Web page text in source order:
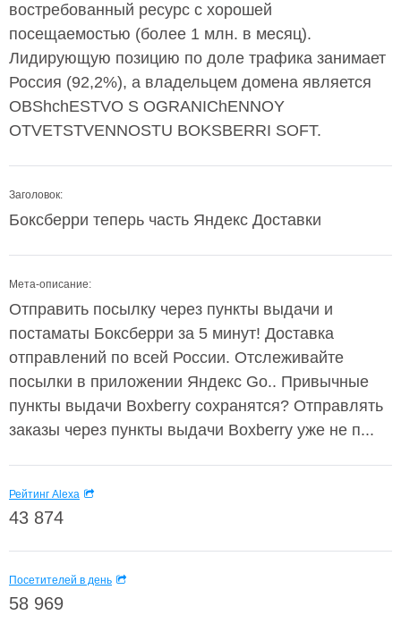
востребованный ресурс с хорошей
посещаемостью (более 1 млн. в месяц).
Лидирующую позицию по доле трафика занимает
Россия (92,2%), а владельцем домена является
OBShchESTVO S OGRANIChENNOY
OTVETSTVENNOSTU BOKSBERRI SOFT.
Заголовок:
Боксберри теперь часть Яндекс Доставки
Мета-описание:
Отправить посылку через пункты выдачи и
постаматы Боксберри за 5 минут! Доставка
отправлений по всей России. Отслеживайте
посылки в приложении Яндекс Go.. Привычные
пункты выдачи Boxberry сохранятся? Отправлять
заказы через пункты выдачи Boxberry уже не п...
Рейтинг Alexa
43 874
Посетителей в день
58 969